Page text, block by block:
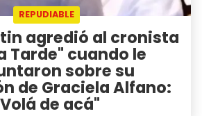
REPUDIABLE
agredió al cronista
Tarde" cuando le
sobre su
de Graciela Alfano:
de acá"